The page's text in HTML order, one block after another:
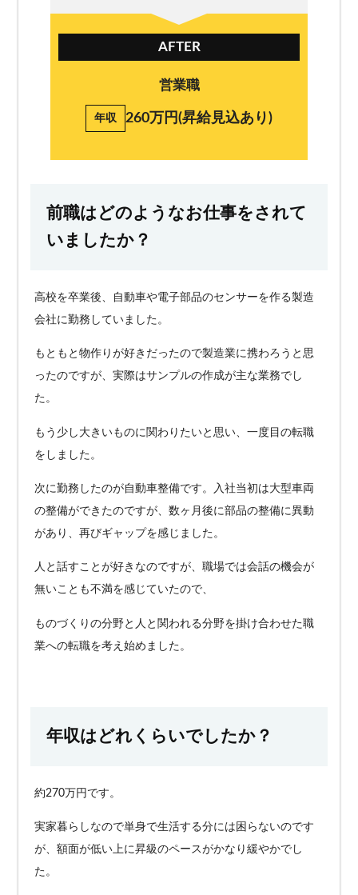
AFTER
営業職
年収 260万円(昇給見込あり)
前職はどのようなお仕事をされて
いましたか？
高校を卒業後、自動車や電子部品のセンサーを作る製造
会社に勤務していました。
もともと物作りが好きだったので製造業に携わろうと思
ったのですが、実際はサンプルの作成が主な業務でし
た。
もう少し大きいものに関わりたいと思い、一度目の転職
をしました。
次に勤務したのが自動車整備です。入社当初は大型車両
の整備ができたのですが、数ヶ月後に部品の整備に異動
があり、再びギャップを感じました。
人と話すことが好きなのですが、職場では会話の機会が
無いことも不満を感じていたので、
ものづくりの分野と人と関われる分野を掛け合わせた職
業への転職を考え始めました。
年収はどれくらいでしたか？
約270万円です。
実家暮らしなので単身で生活する分には困らないのです
が、額面が低い上に昇級のペースがかなり緩やかでし
た。